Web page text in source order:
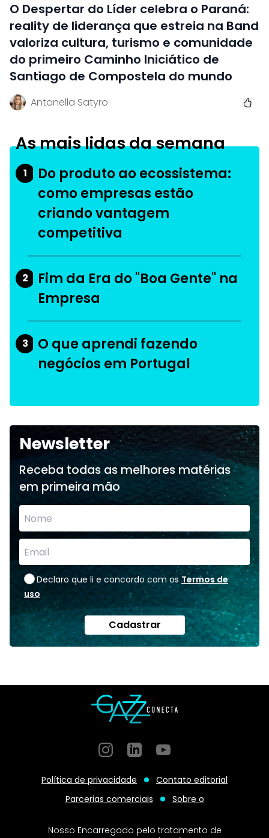
O Despertar do Líder celebra o Paraná:
reality de liderança que estreia na Band
valoriza cultura, turismo e comunidade
do primeiro Caminho Iniciático de
Santiago de Compostela do mundo
Antonella Satyro
As mais lidas da semana
1
Do produto ao ecossistema:
como empresas estão
criando vantagem
competitiva
2
Fim da Era do "Boa Gente" na
Empresa
3
O que aprendi fazendo
negócios em Portugal
Newsletter
Receba todas as melhores matérias
em primeira mão
Declaro que li e concordo com os Termos de
uso
Cadastrar
InstagramGitHubGitHub
Política de privacidade
Contato editorial
Parcerias comerciais
Sobre o
Nosso Encarregado pelo tratamento de